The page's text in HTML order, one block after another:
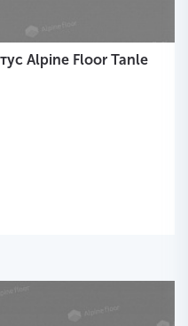
Alpine Floor Tanle